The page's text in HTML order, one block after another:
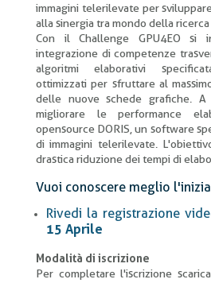
immagini telerilevate per
alla sinergia tra mondo della ricerca
Con il Challenge GPU4EO si
integrazione di competenze
algoritmi elaborativi
ottimizzati per sfruttare al
delle nuove schede grafiche.
migliorare le performance
opensource DORIS, un software
di immagini telerilevate.
drastica riduzione dei tempi di
Vuoi conoscere meglio
Rivedi la registrazione
15 Aprile
Modalità di iscrizione
Per completare l'iscrizione